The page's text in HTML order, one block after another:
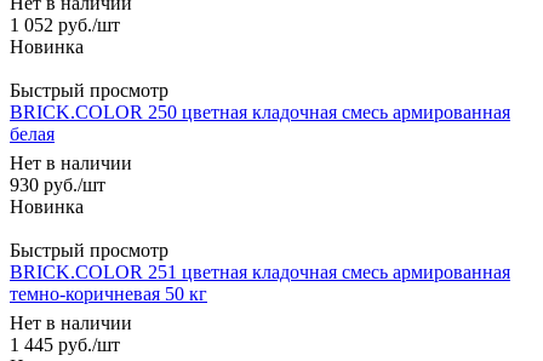
1 052 руб./шт
Быстрый просмотр
BRICK.COLOR 250 цветная кладочная смесь армированная
белая
Нет в наличии
930 руб./шт
Быстрый просмотр
BRICK.COLOR 251 цветная кладочная смесь армированная
темно-коричневая 50 кг
Нет в наличии
1 445 руб./шт